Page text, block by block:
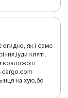
як i caме
клятi.
козложопi
cargo.com
на хую,бо